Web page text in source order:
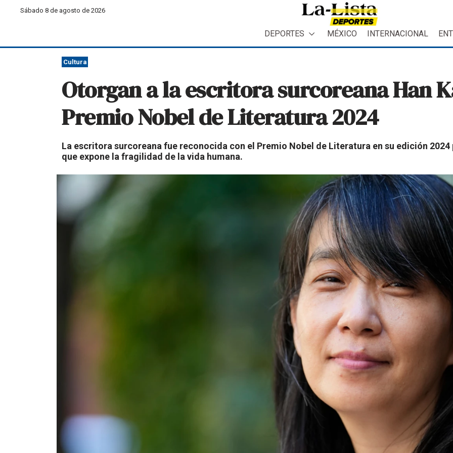
Sábado 8 de agosto de 2026
DEPORTES MÉXICO INTERNACIONAL
Cultura
Otorgan a la escritora surcoreana Han
Premio Nobel de Literatura 2024
La escritora surcoreana fue reconocida con el Premio Nobel de Literatura en su edición
que expone la fragilidad de la vida humana.